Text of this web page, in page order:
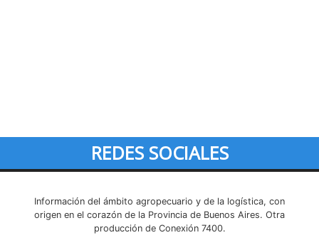
REDES SOCIALES
Información del ámbito agropecuario y de la logística, con
origen en el corazón de la Provincia de Buenos Aires. Otra
producción de Conexión 7400.